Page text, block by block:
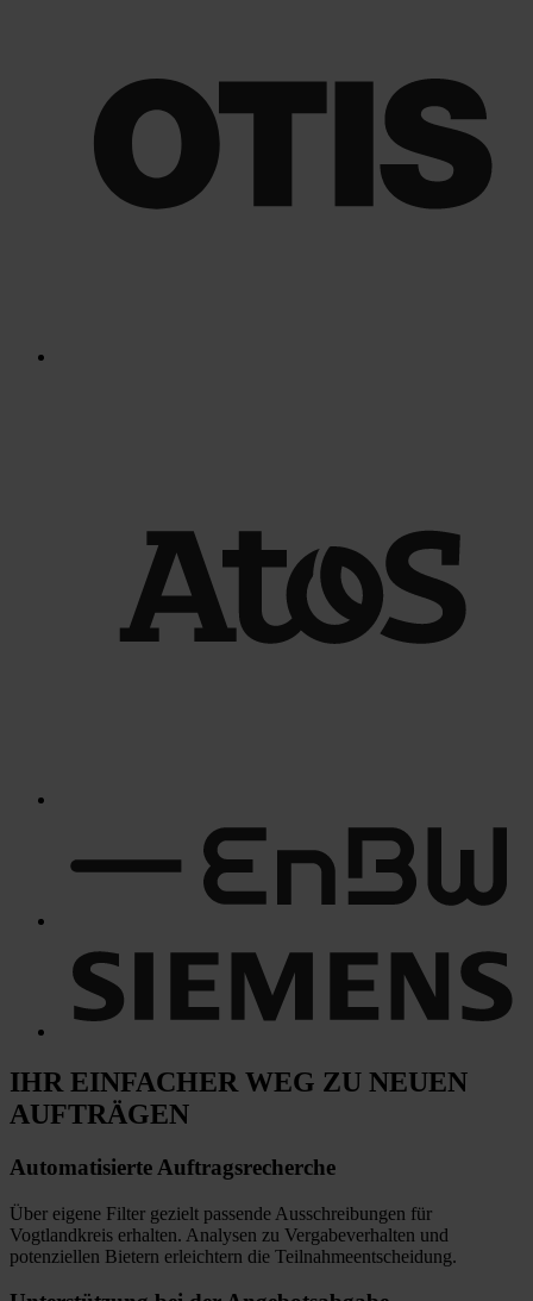
IHR EINFACHER WEG ZU NEUEN
AUFTRÄGEN
Automatisierte Auftragsrecherche
Über eigene Filter gezielt passende Ausschreibungen für
Vogtlandkreis erhalten. Analysen zu Vergabeverhalten und
potenziellen Bietern erleichtern die Teilnahmeentscheidung.